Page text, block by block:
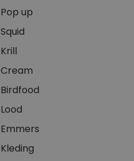
Pop up
Squid
Krill
Cream
Birdfood
Lood
Emmers
Kleding